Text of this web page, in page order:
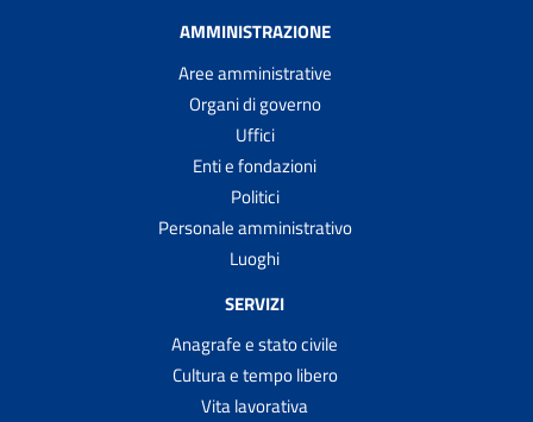
AMMINISTRAZIONE
Aree amministrative
Organi di governo
Uffici
Enti e fondazioni
Politici
Personale amministrativo
Luoghi
SERVIZI
Anagrafe e stato civile
Cultura e tempo libero
Vita lavorativa